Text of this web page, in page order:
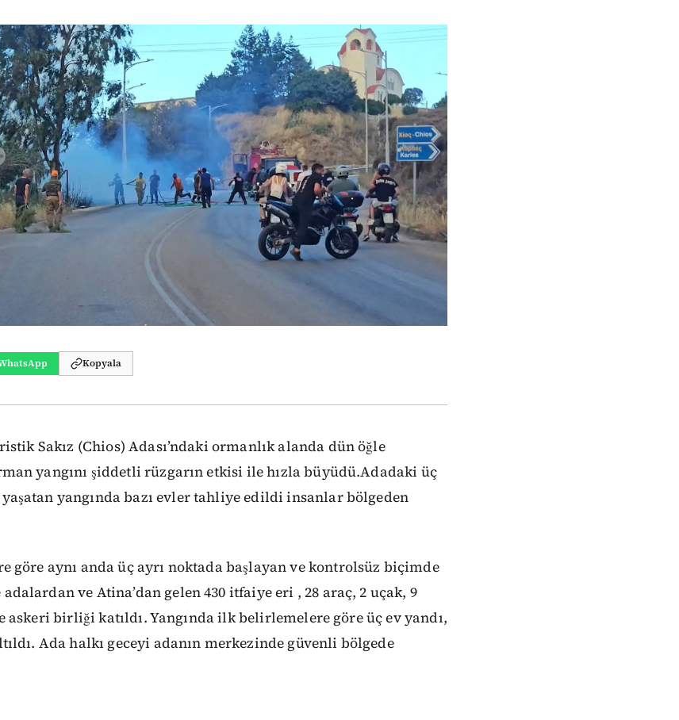
Kopyala
Sakız (Chios) Adası’ndaki ormanlık alanda dün öğle
yangını şiddetli rüzgarın etkisi ile hızla büyüdü.Adadaki üç
yangında bazı evler tahliye edildi insanlar bölgeden
göre aynı anda üç ayrı noktada başlayan ve kontrolsüz biçimde
ve Atina’dan gelen 430 itfaiye eri , 28 araç, 2 uçak, 9
birliği katıldı. Yangında ilk belirlemelere göre üç ev yandı,
Ada halkı geceyi adanın merkezinde güvenli bölgede